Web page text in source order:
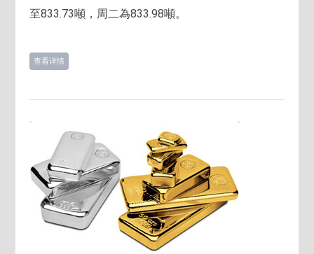
至833.73噸，周二為833.98噸。
查看详情